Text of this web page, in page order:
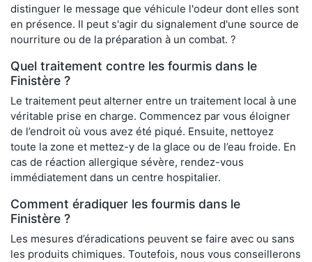
distinguer le message que véhicule l'odeur dont elles sont
en présence. Il peut s'agir du signalement d'une source de
nourriture ou de la préparation à un combat. ?
Quel traitement contre les fourmis dans le
Finistère ?
Le traitement peut alterner entre un traitement local à une
véritable prise en charge. Commencez par vous éloigner
de l’endroit où vous avez été piqué. Ensuite, nettoyez
toute la zone et mettez-y de la glace ou de l’eau froide. En
cas de réaction allergique sévère, rendez-vous
immédiatement dans un centre hospitalier.
Comment éradiquer les fourmis dans le
Finistère ?
Les mesures d’éradications peuvent se faire avec ou sans
les produits chimiques. Toutefois, nous vous conseillerons